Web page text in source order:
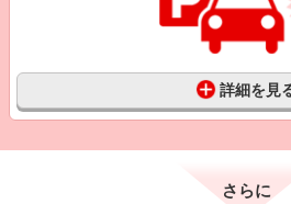
詳細を見
さらに